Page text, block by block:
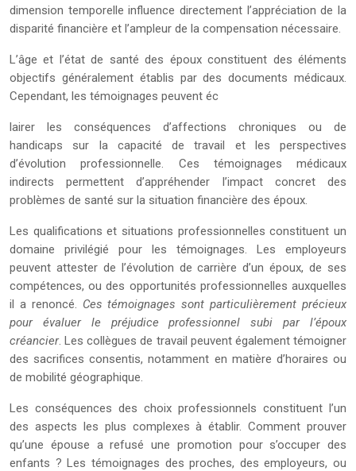
dimension temporelle influence directement l’appréciation de la
disparité financière et l’ampleur de la compensation nécessaire.
L’âge et l’état de santé des époux constituent des éléments
objectifs généralement établis par des documents médicaux.
Cependant, les témoignages peuvent éc
lairer les conséquences d’affections chroniques ou de
handicaps sur la capacité de travail et les perspectives
d’évolution professionnelle. Ces témoignages médicaux
indirects permettent d’appréhender l’impact concret des
problèmes de santé sur la situation financière des époux.
Les qualifications et situations professionnelles constituent un
domaine privilégié pour les témoignages. Les employeurs
peuvent attester de l’évolution de carrière d’un époux, de ses
compétences, ou des opportunités professionnelles auxquelles
il a renoncé. Ces témoignages sont particulièrement précieux
pour évaluer le préjudice professionnel subi par l’époux
créancier. Les collègues de travail peuvent également témoigner
des sacrifices consentis, notamment en matière d’horaires ou
de mobilité géographique.
Les conséquences des choix professionnels constituent l’un
des aspects les plus complexes à établir. Comment prouver
qu’une épouse a refusé une promotion pour s’occuper des
enfants ? Les témoignages des proches, des employeurs, ou